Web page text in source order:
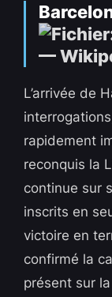
L’arrivée de
rapidement
reconquis la
continue sur
inscrits en
victoire en
confirmé la
présent sur